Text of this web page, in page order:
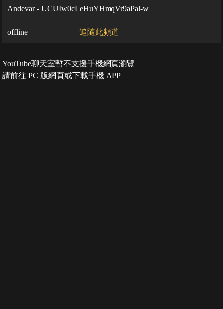
Andevar - UCUIw0cLeHuYHmqVr9aPal-w
offline 追隨此頻道
YouTube聊天室暫不支援手機網頁瀏覽
請前往 PC 版網頁或下載手機 APP